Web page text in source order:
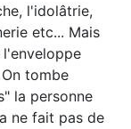
l'idolâtrie,
etc... Mais
tombe
la personne
ne fait pas de